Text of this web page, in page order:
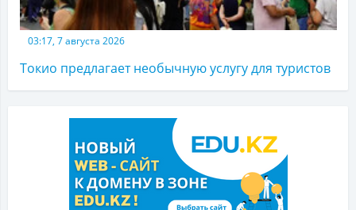
03:17, 7 августа 2026
Токио предлагает необычную услугу для туристов